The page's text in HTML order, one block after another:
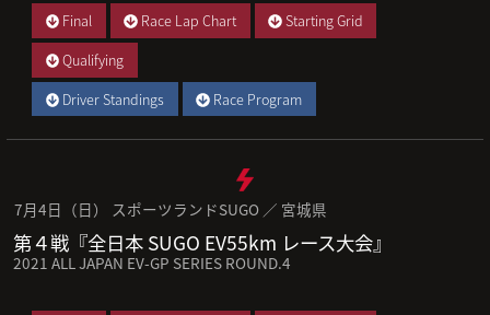
Final Race Lap Chart
Starting Grid
Qualifying
Driver Standings
Race Program
7月4日（日） スポーツランドSUGO ／ 宮城県
第４戦『全日本 SUGO EV55km レース大会』
2021 ALL JAPAN EV-GP SERIES ROUND.4